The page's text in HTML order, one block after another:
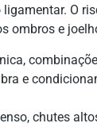
O
ombros e
e
chutes